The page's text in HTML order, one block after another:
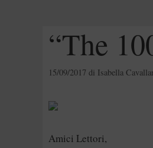
“The
15/09/2017 di Isabella
Amici Lettori,